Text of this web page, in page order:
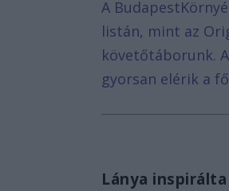
A
listán, mint az
követőtáborunk.
gyorsan elérik a
Lánya